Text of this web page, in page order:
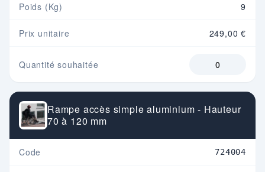
Poids (Kg) 9
Prix unitaire 249,00 €
Quantité souhaitée
Rampe accès simple aluminium - Hauteur
70 à 120 mm
Code 724004